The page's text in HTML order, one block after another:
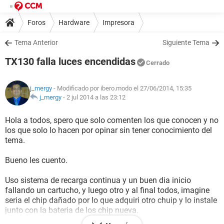
Foros Hardware Impresora
Tema Anterior Siguiente Tema
TX130 falla luces encendidas Cerrado
j_mergy - Modificado por ibero.modo el 27/06/2014, 15:35
j_mergy - 2 jul 2014 a las 23:12
Hola a todos, spero que solo comenten los que conocen y no
los que solo lo hacen por opinar sin tener conocimiento del
tema.
Bueno les cuento.
Uso sistema de recarga continua y un buen dia inicio
fallando un cartucho, y luego otro y al final todos, imagine
seria el chip dañado por lo que adquiri otro chuip y lo instale
junto con la bateria de los chip nueva.